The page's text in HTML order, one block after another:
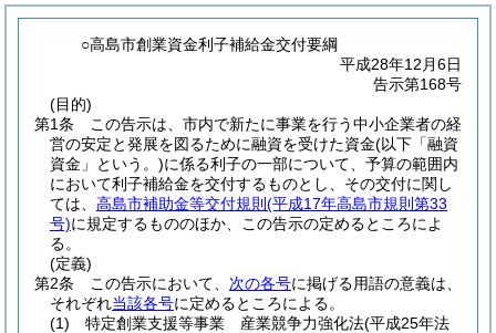
○高島市創業資金利子補給金交付要綱
平成28年12月6日
告示第168号
(目的)
第1条
この告示は、市内で新たに事業を行う中小企業者の経
営の安定と発展を図るために融資を受けた資金(以下「融資
資金」という。)に係る利子の一部について、予算の範囲内
において利子補給金を交付するものとし、その交付に関し
ては、 高島市補助金等交付規則 (平成17年高島市規則第33
号)に規定するもののほか、この告示の定めるところによ
る。
(定義)
第2条
この告示において、 次の各号に掲げる用語の意義は、
それぞれ当該各号に定めるところによる。
(1)
特定創業支援等事業 産業競争力強化法(平成25年法